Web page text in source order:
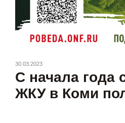
30.03.2023
С начала года
ЖКУ в Коми